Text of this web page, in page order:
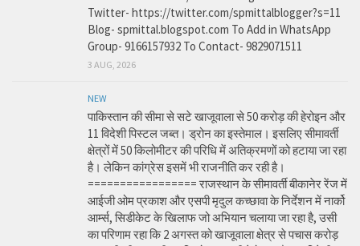
Twitter- https://twitter.com/spmittalblogger?s=11
Blog- spmittal.blogspot.com To Add in WhatsApp
Group- 9166157932 To Contact- 9829071511
3 AUG, 2026
NEW
पाकिस्तान की सीमा से सटे खाजूवाला से 50 करोड़ की हेरोइन और
11 विदेशी पिस्टल जब्त। ड्रोन का इस्तेमाल। इसलिए सीमावर्ती
क्षेत्रों में 50 किलोमीटर की परिधि में अतिक्रमणों को हटाया जा रहा
है। लेकिन कांग्रेस इसमें भी राजनीति कर रही है।
================= राजस्थान के सीमावर्ती बीकानेर रेंज में
आईजी ओम प्रकाश और एसपी मृदुल कच्छावा के निर्देशन में नार्को
आर्म्स, सिडीकेट के खिलाफ जो अभियान चलाया जा रहा है, उसी
का परिणाम रहा कि 2 अगस्त को खाजूवाला क्षेत्र से पचास करोड़